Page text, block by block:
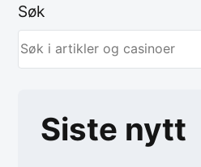
Søk
Siste nytt